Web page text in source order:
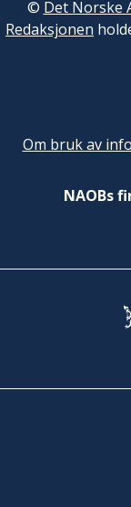
© Det Norske
Redaksjonen
Om bruk av
NAOBs